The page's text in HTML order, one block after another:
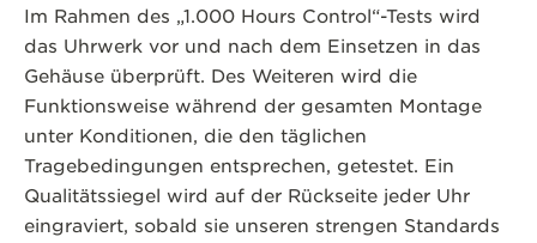
Im Rahmen des „1.000 Hours Control“-Tests wird
das Uhrwerk vor und nach dem Einsetzen in das
Gehäuse überprüft. Des Weiteren wird die
Funktionsweise während der gesamten Montage
unter Konditionen, die den täglichen
Tragebedingungen entsprechen, getestet. Ein
Qualitätssiegel wird auf der Rückseite jeder Uhr
eingraviert, sobald sie unseren strengen Standards